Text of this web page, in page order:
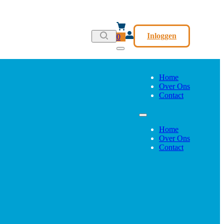
0 Inloggen
Home
Over Ons
Contact
Home
Over Ons
Contact